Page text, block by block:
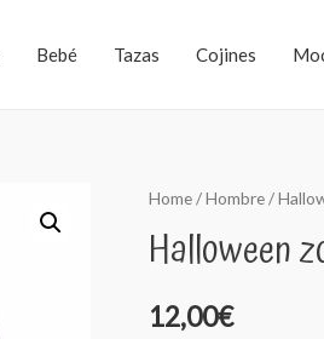
Bebé Tazas Cojines
Home/Hombre/
Halloween
12,00€